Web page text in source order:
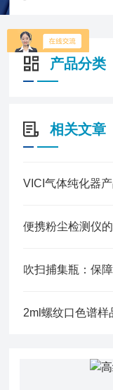
产品分类
相关文章
VICI气体纯化器
便携粉尘检测仪
吹扫捕集瓶：保
2ml螺纹口色谱样